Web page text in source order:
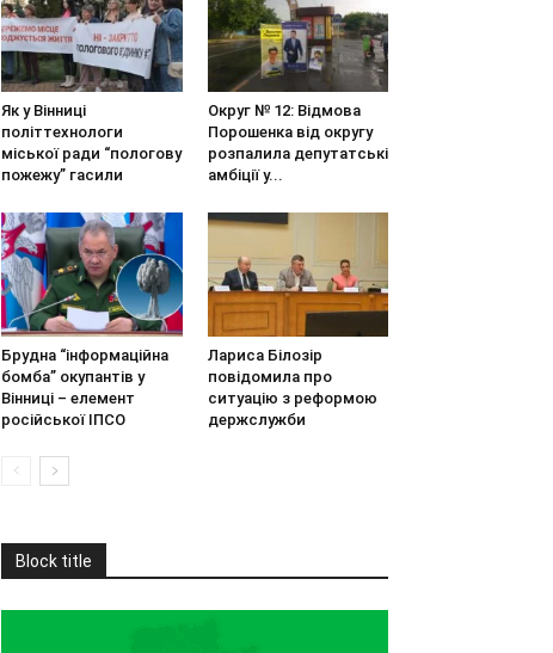
Як у Вінниці
політтехнологи
міської ради “пологову
пожежу” гасили
Округ № 12: Відмова
Порошенка від округу
розпалила депутатські
амбіції у...
Брудна “інформаційна
бомба” окупантів у
Вінниці – елемент
російської ІПСО
Лариса Білозір
повідомила про
ситуацію з реформою
держслужби
Block title